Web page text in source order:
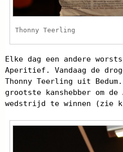
Thonny Teerling
Elke dag een andere
Aperitief. Vandaag de
Thonny Teerling uit
grootste kanshebber om
wedstrijd te winnen (zie